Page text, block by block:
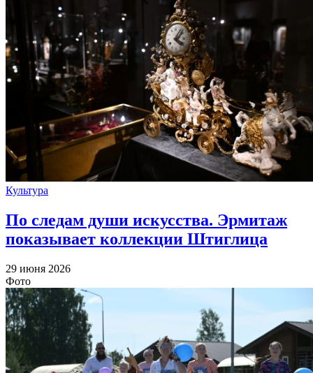
Культура
По следам души искусства. Эрмитаж
показывает коллекции Штиглица
29 июня 2026
Фото